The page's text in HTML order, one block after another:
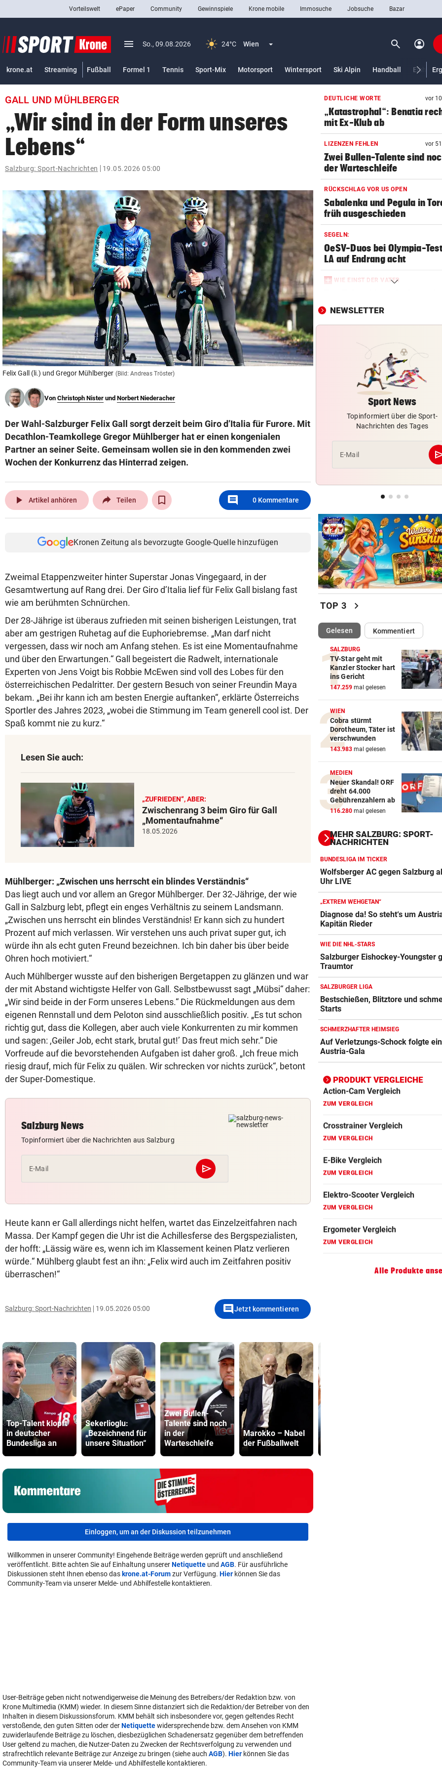
closeSchließen
Abonnieren
pin_drop
bookmark
search
Suchbegriff
© Krone Multimedia GmbH & Co KG 2026
Muthgasse 2, 1190 Wien
Vorteilswelt ePaper Community Gewinnspiele Krone mobile Immosuche Jobsuche Bazar
menu Menü aufklappen
So., 09.08.2026 24°C Wien Menü aufklappen search Suchen
account_circle
krone.at Streaming Fußball Formel 1 Tennis Sport-Mix Motorsport Wintersport Ski Alpin Handball
GALL UND MÜHLBERGER
„Wir sind in der Form unseres
Lebens“
Salzburg: Sport-Nachrichten 19.05.2026 05:00
Felix Gall (li.) und Gregor Mühlberger (Bild: Andreas Tröster)
Von Christoph Nister und Norbert Niederacher
Der Wahl-Salzburger Felix Gall sorgt derzeit beim Giro d’Italia für Furore. Mit
Decathlon-Teamkollege Gregor Mühlberger hat er einen kongenialen
Partner an seiner Seite. Gemeinsam wollen sie in den kommenden zwei
Wochen der Konkurrenz das Hinterrad zeigen.
play_arrow Artikel anhören Teilen comment 0 Kommentare
Kronen Zeitung als bevorzugte Google-Quelle hinzufügen
Zweimal Etappenzweiter hinter Superstar Jonas Vingegaard, in der
Gesamtwertung auf Rang drei. Der Giro d’Italia lief für Felix Gall bislang fast
wie am berühmten Schnürchen.
Der 28-Jährige ist überaus zufrieden mit seinen bisherigen Leistungen, trat
aber am gestrigen Ruhetag auf die Euphoriebremse. „Man darf nicht
vergessen, dass wir noch am Anfang stehen. Es ist eine Momentaufnahme
und über den Erwartungen.“ Gall begeistert die Radwelt, internationale
Experten von Jens Voigt bis Robbie McEwen sind voll des Lobes für den
österreichischen Pedalritter. Der gestern Besuch von seiner Freundin Maya
bekam. „Bei ihr kann ich am besten Energie auftanken“, erklärte Österreichs
Sportler des Jahres 2023, „wobei die Stimmung im Team generell cool ist. Der
Spaß kommt nie zu kurz.“
Lesen Sie auch:
„ZUFRIEDEN“, ABER:
Zwischenrang 3 beim Giro für Gall
„Momentaufnahme“
18.05.2026
Mühlberger: „Zwischen uns herrscht ein blindes Verständnis“
Das liegt auch und vor allem an Gregor Mühlberger. Der 32-Jährige, der wie
Gall in Salzburg lebt, pflegt ein enges Verhältnis zu seinem Landsmann.
„Zwischen uns herrscht ein blindes Verständnis! Er kann sich zu hundert
Prozent auf mich verlassen. Wir verstehen uns auch privat super gut, ich
würde ihn als echt guten Freund bezeichnen. Ich bin daher bis über beide
Ohren hoch motiviert.“
Auch Mühlberger wusste auf den bisherigen Bergetappen zu glänzen und war
der mit Abstand wichtigste Helfer von Gall. Selbstbewusst sagt „Mübsi“ daher:
„Wir sind beide in der Form unseres Lebens.“ Die Rückmeldungen aus dem
eigenen Rennstall und dem Peloton sind ausschließlich positiv. „Es tut schon
richtig gut, dass die Kollegen, aber auch viele Konkurrenten zu mir kommen
und sagen: ,Geiler Job, echt stark, brutal gut!’ Das freut mich sehr.“ Die
Vorfreude auf die bevorstehenden Aufgaben ist daher groß. „Ich freue mich
riesig drauf, mich für Felix zu quälen. Wir schrecken vor nichts zurück“, betont
der Super-Domestique.
Salzburg News
Topinformiert über die Nachrichten aus Salzburg
E-Mail send
Abschicken
Heute kann er Gall allerdings nicht helfen, wartet das Einzelzeitfahren nach
Massa. Der Kampf gegen die Uhr ist die Achillesferse des Bergspezialisten,
der hofft: „Lässig wäre es, wenn ich im Klassement keinen Platz verlieren
würde.“ Mühlberg glaubt fest an ihn: „Felix wird auch im Zeitfahren positiv
überraschen!“
Salzburg: Sport-Nachrichten 19.05.2026 05:00 commentJetzt kommentieren
Top-Talent klopft
in deutscher
Bundesliga an
Sekerlioglu:
„Bezeichnend für
unsere Situation“
Zwei Bullen-
Talente sind noch
in der
Warteschleife
Marokko – Nabel
der Fußballwelt
Einloggen, um an der Diskussion teilzunehmen
Willkommen in unserer Community! Eingehende Beiträge werden geprüft und anschließend
veröffentlicht. Bitte achten Sie auf Einhaltung unsererNetiquette und AGB. Für ausführliche
Diskussionen steht Ihnen ebenso das krone.at-Forumzur Verfügung. Hier können Sie das
Community-Team via unserer Melde- und Abhilfestelle kontaktieren.
User-Beiträge geben nicht notwendigerweise die Meinung des Betreibers/der Redaktion bzw. von
Krone Multimedia (KMM) wieder. In diesem Sinne distanziert sich die Redaktion/der Betreiber von den
Inhalten in diesem Diskussionsforum. KMM behält sich insbesondere vor, gegen geltendes Recht
verstoßende, den guten Sitten oder derNetiquettewidersprechende bzw. dem Ansehen von KMM
zuwiderlaufende Beiträge zu löschen, diesbezüglichen Schadenersatz gegenüber dem betreffenden
User geltend zu machen, die Nutzer-Daten zu Zwecken der Rechtsverfolgung zu verwenden und
strafrechtlich relevante Beiträge zur Anzeige zu bringen (siehe auch AGB). Hier können Sie das
Community-Team via unserer Melde- und Abhilfestelle kontaktieren.
DEUTLICHE WORTE vor
„Katastrophal“: Benatia
mit Ex-Klub ab
LIZENZEN FEHLEN vor
Zwei Bullen-Talente sind
der Warteschleife
RÜCKSCHLAG VOR US OPEN
Sabalenka und Pegula in
früh ausgeschieden
SEGELN:
OeSV-Duos bei Olympia-
LA auf Endrang acht
WIE EINST DER VATER
Bundesliga an
SCHLUSSTAG WARTET
stark verbessert
MOURINHO GREIFT DURCH
Diese Regeln gelten ab
die Real-Spieler
VEREIN NIMMT ABSCHIED
Steirischer Unterligist
19-Jährigen
de France Femmes
Fake-Hochzeit! Ronaldo hat
getäuscht
NEWSLETTER
Sport News
Topinformiert über die Sport-
Nachrichten des Tages
E-Mail
TOP 3 chevron_right
Gelesen(ausgewählt)Kommentiert
SALZBURG
TV-Star geht mit
Kanzler Stocker hart
ins Gericht
147.259 mal gelesen
WIEN
Cobra stürmt
Dorotheum, Täter ist
verschwunden
143.983 mal gelesen
MEDIEN
Neuer Skandal! ORF
dreht 64.000
Gebührenzahlern ab
116.280 mal gelesen
MEHR SALZBURG: SPORT-
NACHRICHTEN
BUNDESLIGA IM TICKER
Wolfsberger AC gegen Salzburg
Uhr LIVE
„EXTREM WEHGETAN“
Diagnose da! So steht‘s um
Kapitän Rieder
WIE DIE NHL-STARS
Salzburger Eishockey-Youngster
Traumtor
SALZBURGER LIGA
Bestschießen, Blitztore und
Starts
SCHMERZHAFTER HEIMSIEG
Auf Verletzungs-Schock folgte
Austria-Gala
PRODUKT VERGLEICHE
Action-Cam Vergleich
ZUM VERGLEICH
Crosstrainer Vergleich
E-Bike Vergleich
ZUM VERGLEICH
Elektro-Scooter Vergleich
ZUM VERGLEICH
Ergometer Vergleich
ZUM VERGLEICH
Fahrradanhänger Vergleich
Faszienrolle Vergleich
Hoverboard Vergleich
Kinderfahrrad Vergleich
Alle Produkte